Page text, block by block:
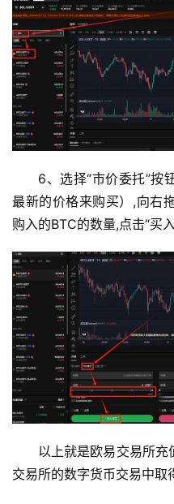
6、选择“市价委托”按
最新的价格来购买）,向右
购入的BTC的数量,点击“买
以上就是欧易交易所充
交易所的数字货币交易中取